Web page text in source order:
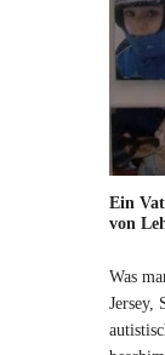
Ein
von
Was
Jersey,